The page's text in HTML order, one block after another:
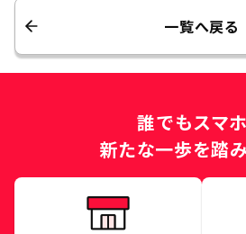
一覧へ戻る
誰でもスマ
新たな一歩を踏